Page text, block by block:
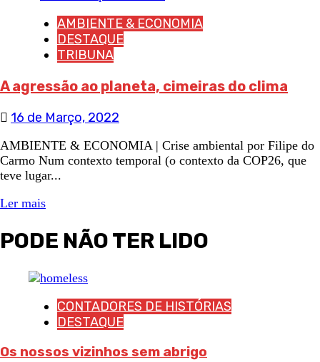
AMBIENTE & ECONOMIA
DESTAQUE
TRIBUNA
A agressão ao planeta, cimeiras do clima
16 de Março, 2022
AMBIENTE & ECONOMIA | Crise ambiental por Filipe do
Carmo Num contexto temporal (o contexto da COP26, que
teve lugar...
Ler mais
PODE NÃO TER LIDO
CONTADORES DE HISTÓRIAS
DESTAQUE
Os nossos vizinhos sem abrigo